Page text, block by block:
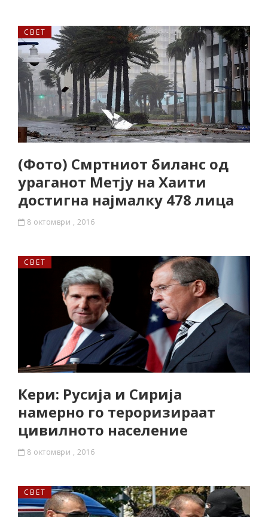
СВЕТ
(Фото) Смртниот биланс од
ураганот Метју на Хаити
достигна најмалку 478 лица
8 октомври , 2016
СВЕТ
Кери: Русија и Сирија
намерно го тероризираат
цивилното население
8 октомври , 2016
СВЕТ